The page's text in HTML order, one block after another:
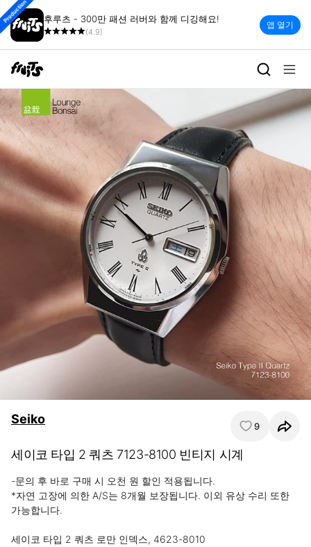
후루츠 - 300만 패션 러버와 함께 디깅해요!
(4.9)
앱 열기
Seiko 9
세이코 타입 2 쿼츠 7123-8100 빈티지 시계
-문의 후 바로 구매 시 오천 원 할인 적용됩니다.
*자연 고장에 의한 A/S는 8개월 보장됩니다. 이외 유상 수리 또한
가능합니다.
세이코 타입 2 쿼츠 로만 인덱스, 4623-8010
Production